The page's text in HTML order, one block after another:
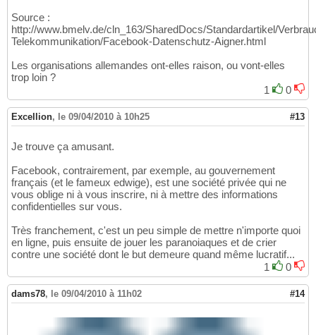
Source :
http://www.bmelv.de/cln_163/SharedDocs/Standardartikel/
Telekommunikation/Facebook-Datenschutz-Aigner.html
Les organisations allemandes ont-elles raison, ou vont-elles
trop loin ?
1
0
Excellion, le 09/04/2010 à 10h25 #13
Je trouve ça amusant.
Facebook, contrairement, par exemple, au gouvernement
français (et le fameux edwige), est une société privée qui ne
vous oblige ni à vous inscrire, ni à mettre des informations
confidentielles sur vous.
Très franchement, c'est un peu simple de mettre n'importe quoi
en ligne, puis ensuite de jouer les paranoiaques et de crier
contre une société dont le but demeure quand même lucratif...
1
0
dams78, le 09/04/2010 à 11h02 #14